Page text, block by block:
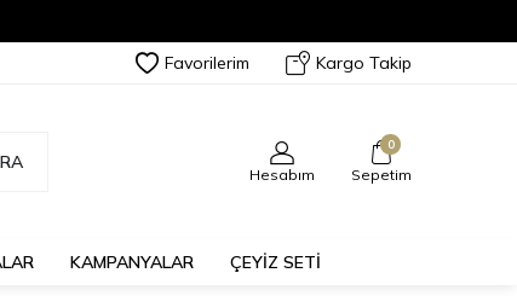
Favorilerim Kargo Takip
Hesabım
0
Sepetim
KAMPANYALAR ÇEYİZ SETİ